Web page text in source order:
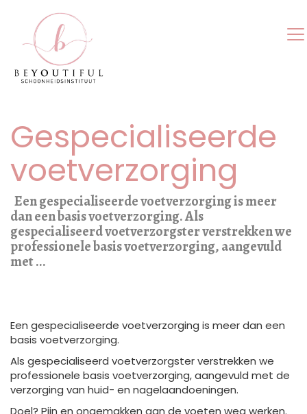
Gespecialiseerde
voetverzorging
Een gespecialiseerde voetverzorging is meer
dan een basis voetverzorging. Als
gespecialiseerd voetverzorgster verstrekken we
professionele basis voetverzorging, aangevuld
met ...
Een gespecialiseerde voetverzorging is meer dan een
basis voetverzorging.
Als gespecialiseerd voetverzorgster verstrekken we
professionele basis voetverzorging, aangevuld met de
verzorging van huid- en nagelaandoeningen.
Doel? Pijn en ongemakken aan de voeten weg werken.